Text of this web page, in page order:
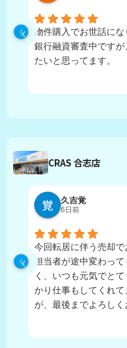
物件購入でお世話にな
銀行融資審査中です
たいと思ってます。
CRAS 合志店
久吉覚
6日前
今回転居に伴う売却で
担当者が途中変わっ
く、いつも元気でと
かり仕事もしてくれ
が、最後までよろしく